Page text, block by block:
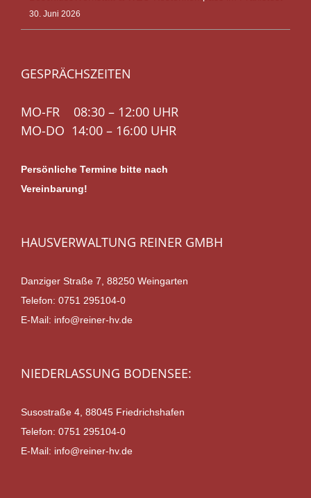
30. Juni 2026
GESPRÄCHSZEITEN
MO-FR 08:30 – 12:00 UHR
MO-DO 14:00 – 16:00 UHR
Persönliche Termine bitte nach
Vereinbarung!
HAUSVERWALTUNG REINER GMBH
Danziger Straße 7, 88250 Weingarten
Telefon: 0751 295104-0
E-Mail: info@reiner-hv.de
NIEDERLASSUNG BODENSEE:
Susostraße 4, 88045 Friedrichshafen
Telefon: 0751 295104-0
E-Mail: info@reiner-hv.de